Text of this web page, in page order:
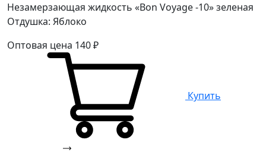
Незамерзающая жидкость «Bon Voyage -10» зеленая
Отдушка: Яблоко
Оптовая цена 140₽
Купить